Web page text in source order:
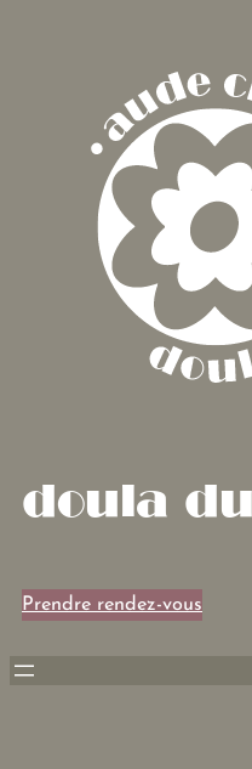
doula
Prendre rendez-vous